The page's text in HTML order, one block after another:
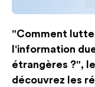
"Comment
l'information
étrangères ?",
découvrez les